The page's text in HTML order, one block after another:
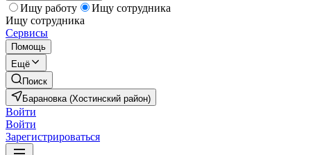
Ищу работу
Ищу сотрудника
Ищу сотрудника
Сервисы
Помощь
Ещё
Поиск
Барановка (Хостинский район)
Войти
Войти
Зарегистрироваться